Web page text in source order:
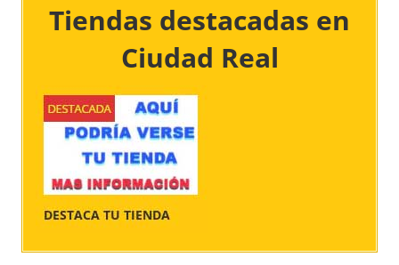
Tiendas destacadas en
Ciudad Real​​​​​​​